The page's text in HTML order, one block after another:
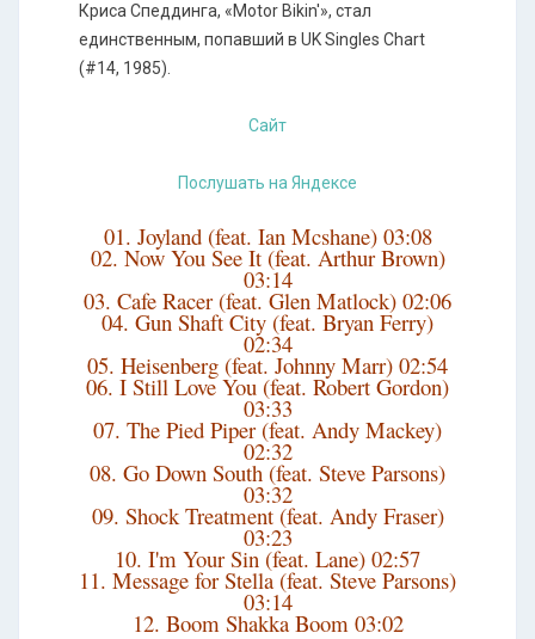
Криса Спеддинга, «Motor Bikin'», стал
единственным, попавший в UK Singles Chart
(#14, 1985).
Сайт
Послушать на Яндексе
01. Joyland (feat. Ian Mcshane) 03:08
02. Now You See It (feat. Arthur Brown)
03:14
03. Cafe Racer (feat. Glen Matlock) 02:06
04. Gun Shaft City (feat. Bryan Ferry)
02:34
05. Heisenberg (feat. Johnny Marr) 02:54
06. I Still Love You (feat. Robert Gordon)
03:33
07. The Pied Piper (feat. Andy Mackey)
02:32
08. Go Down South (feat. Steve Parsons)
03:32
09. Shock Treatment (feat. Andy Fraser)
03:23
10. I'm Your Sin (feat. Lane) 02:57
11. Message for Stella (feat. Steve Parsons)
03:14
12. Boom Shakka Boom 03:02